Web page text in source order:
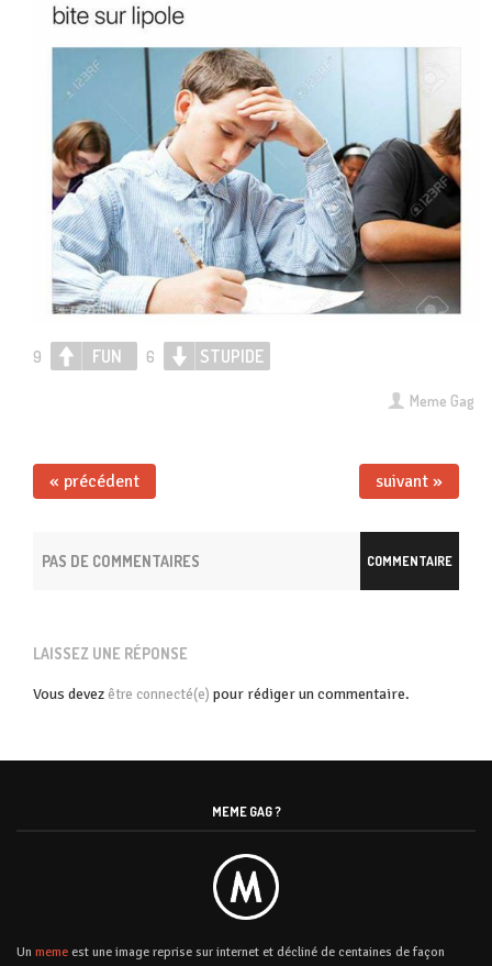
Meme Gag
9 FUN 6 STUPIDE
« précédent suivant »
COMMENTAIRE
PAS DE COMMENTAIRES
LAISSEZ UNE RÉPONSE
Vous devez être connecté(e) pour rédiger un commentaire.
MEME GAG ?
Un meme est une image reprise sur internet et décliné de centaines de façon